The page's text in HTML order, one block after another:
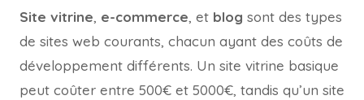
Site vitrine, e-commerce, et blog sont des types
de sites web courants, chacun ayant des coûts de
développement différents. Un site vitrine basique
peut coûter entre 500€ et 5000€, tandis qu’un site